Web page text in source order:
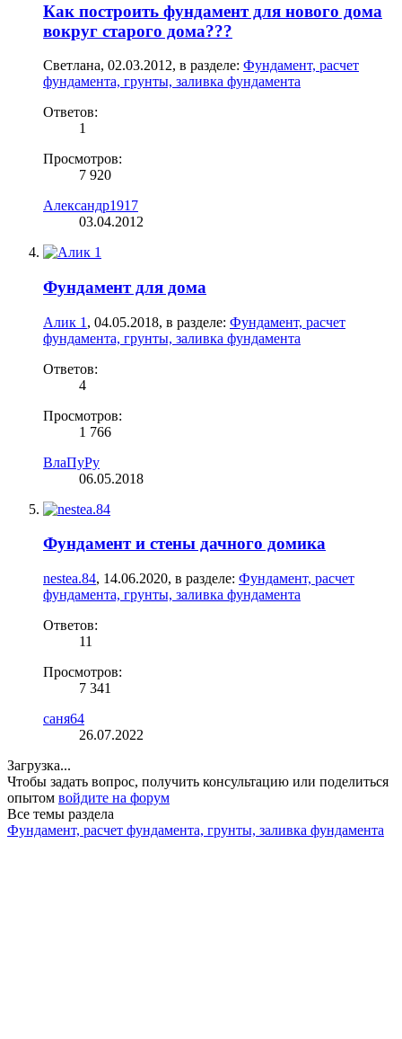
Как построить фундамент для нового дома
вокруг старого дома???
Светлана, 02.03.2012, в разделе: Фундамент, расчет
фундамента, грунты, заливка фундамента
Ответов:
1
Просмотров:
7 920
Александр1917
03.04.2012
Фундамент для дома
Алик 1 , 04.05.2018, в разделе: Фундамент, расчет
фундамента, грунты, заливка фундамента
Ответов:
4
Просмотров:
1 766
ВлаПуРу
06.05.2018
Фундамент и стены дачного домика
nestea.84, 14.06.2020, в разделе: Фундамент, расчет
фундамента, грунты, заливка фундамента
Ответов:
11
Просмотров:
7 341
саня64
26.07.2022
Загрузка...
Чтобы задать вопрос, получить консультацию или поделиться
опытом войдите на форум
Все темы раздела
Фундамент, расчет фундамента, грунты, заливка фундамента